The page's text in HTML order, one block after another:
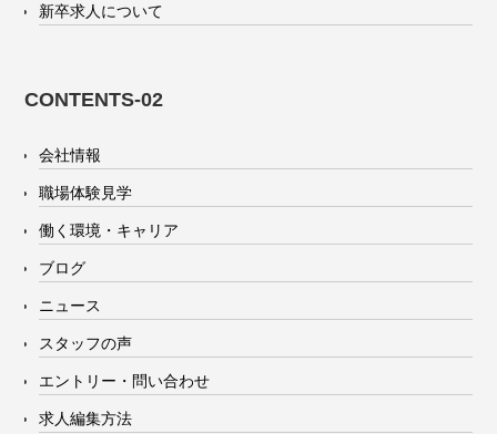
新卒求人について
CONTENTS-02
会社情報
職場体験見学
働く環境・キャリア
ブログ
ニュース
スタッフの声
エントリー・問い合わせ
求人編集方法